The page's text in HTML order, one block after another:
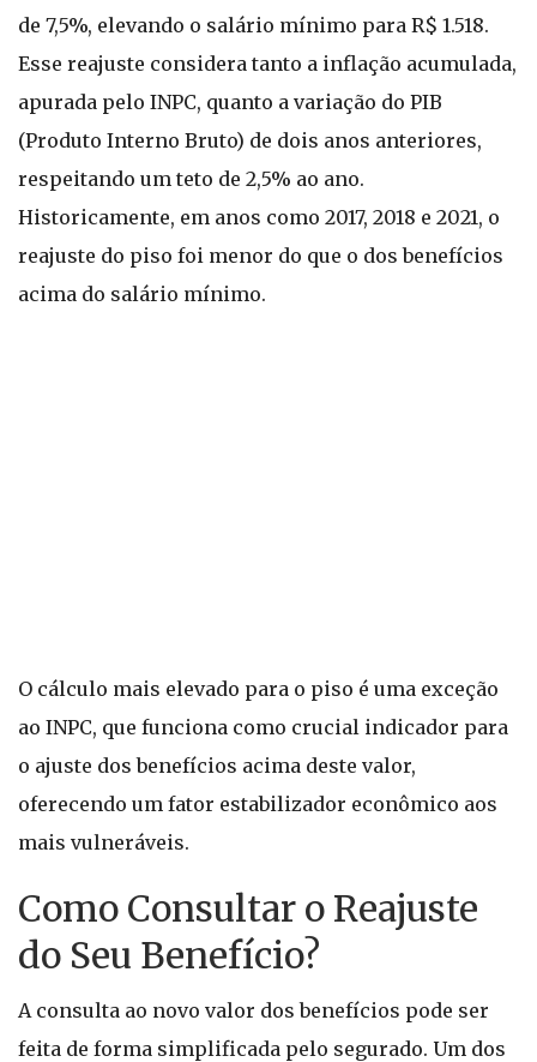
de 7,5%, elevando o salário mínimo para R$ 1.518.
Esse reajuste considera tanto a inflação acumulada,
apurada pelo INPC, quanto a variação do PIB
(Produto Interno Bruto) de dois anos anteriores,
respeitando um teto de 2,5% ao ano.
Historicamente, em anos como 2017, 2018 e 2021, o
reajuste do piso foi menor do que o dos benefícios
acima do salário mínimo.
O cálculo mais elevado para o piso é uma exceção
ao INPC, que funciona como crucial indicador para
o ajuste dos benefícios acima deste valor,
oferecendo um fator estabilizador econômico aos
mais vulneráveis.
Como Consultar o Reajuste
do Seu Benefício?
A consulta ao novo valor dos benefícios pode ser
feita de forma simplificada pelo segurado. Um dos